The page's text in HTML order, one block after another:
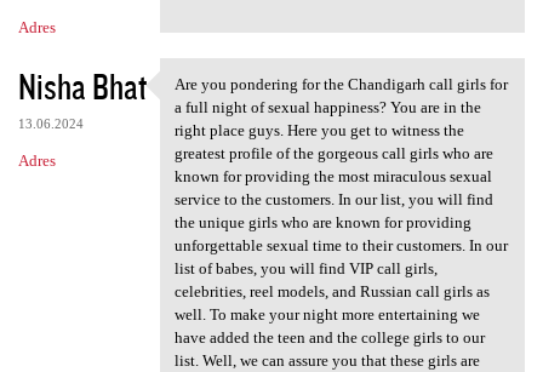
Adres
Nisha Bhat
13.06.2024
Adres
Are you pondering for the
Are you pondering for the Chandigarh call girls for
a full night of sexual happiness? You are in the
right place guys. Here you get to witness the
greatest profile of the gorgeous call girls who are
known for providing the most miraculous sexual
service to the customers. In our list, you will find
the unique girls who are known for providing
unforgettable sexual time to their customers. In our
list of babes, you will find VIP call girls,
celebrities, reel models, and Russian call girls as
well. To make your night more entertaining we
have added the teen and the college girls to our
list. Well, we can assure you that these girls are